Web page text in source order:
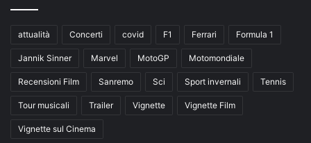
attualità Concerti covid F1 Ferrari Formula 1
Jannik Sinner Marvel MotoGP Motomondiale
Recensioni Film Sanremo Sci Sport invernali Tennis
Tour musicali Trailer Vignette Vignette Film
Vignette sul Cinema